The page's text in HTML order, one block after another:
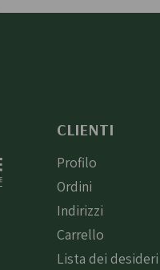
CLIENTI
Profilo
Ordini
Indirizzi
Carrello
Lista dei desideri